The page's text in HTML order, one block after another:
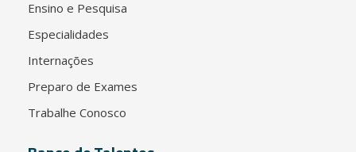
Ensino e Pesquisa
Especialidades
Internações
Preparo de Exames
Trabalhe Conosco